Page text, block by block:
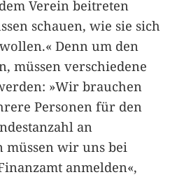
Verein beitreten
schauen, wie sie sich
Denn um den
müssen verschiedene
»Wir brauchen
Personen für den
an
müssen wir uns bei
anmelden«,